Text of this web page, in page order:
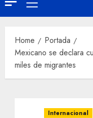
Home
Portada
Mexicano se declara
miles de migrantes
Internacional